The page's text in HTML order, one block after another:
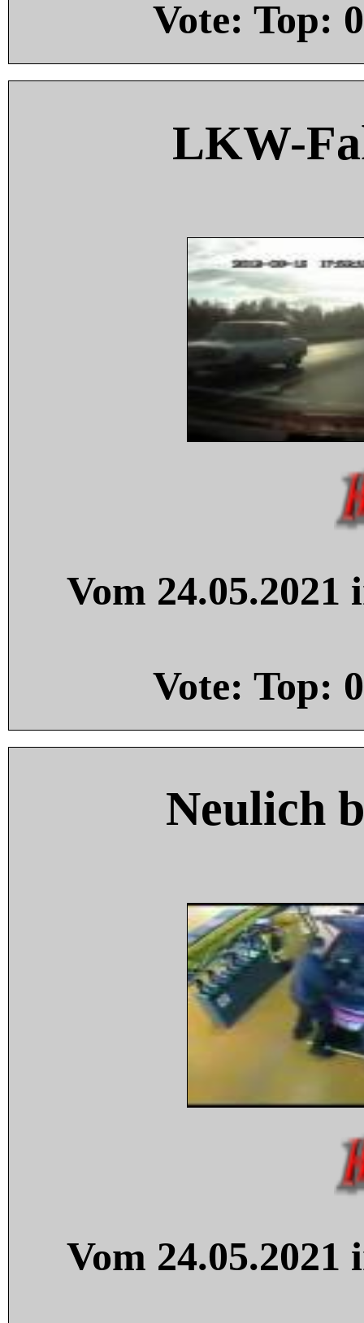
Vote: Top: 0
LKW-
Vom
Vote: Top: 0
Neulich
Vom